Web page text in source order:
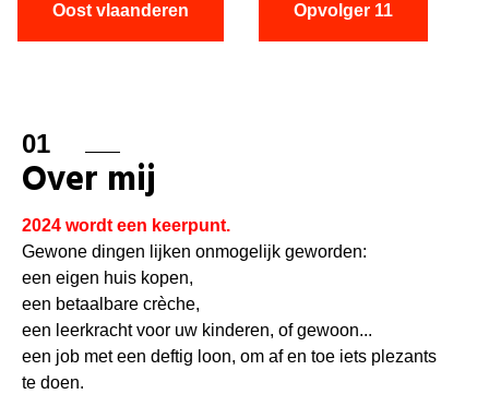
Oost vlaanderen Opvolger 11
01
Over mij
2024 wordt een keerpunt.
Gewone dingen lijken onmogelijk geworden:
een eigen huis kopen,
een betaalbare crèche,
een leerkracht voor uw kinderen, of gewoon...
een job met een deftig loon, om af en toe iets plezants
te doen.